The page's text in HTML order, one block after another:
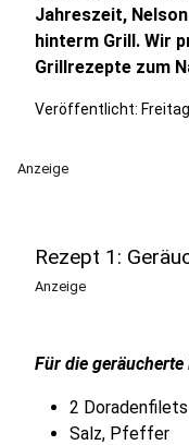
Jahreszeit,
hinterm Grill. Wir
Grillrezepte zum
Veröffentlicht:
Anzeige
Rezept 1:
Anzeige
Für die geräucherte
2 Doradenfilets
Salz, Pfeffer